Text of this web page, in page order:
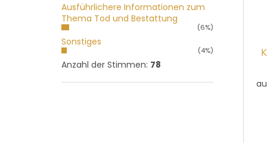
Ausführlichere Informationen zum
Thema Tod und Bestattung
(6%)
Sonstiges
(4%)
Anzahl der Stimmen: 78